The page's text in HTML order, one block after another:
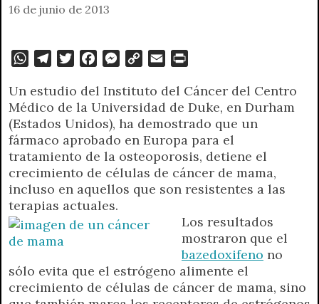
16 de junio de 2013
W
a
t
s
A
p
p
l
e
g
r
a
m
i
t
t
e
r
c
e
b
o
o
k
M
s
s
e
n
g
e
r
p
y
L
i
n
k
a
i
l
i
n
t
F
r
i
e
d
l
y
Un estudio del Instituto del Cáncer del Centro
Médico de la Universidad de Duke, en Durham
(Estados Unidos), ha demostrado que un
fármaco aprobado en Europa para el
tratamiento de la osteoporosis, detiene el
crecimiento de células de cáncer de mama,
incluso en aquellos que son resistentes a las
terapias actuales.
Los resultados
mostraron que el
bazedoxifeno no
sólo evita que el estrógeno alimente el
crecimiento de células de cáncer de mama, sino